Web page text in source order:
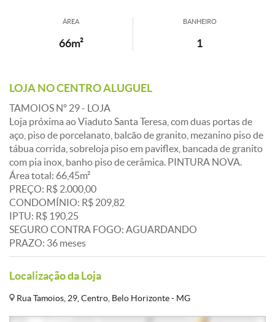
ÁREA
66m²
BANHEIRO
1
LOJA NO CENTRO ALUGUEL
TAMOIOS Nº 29 - LOJA
Loja próxima ao Viaduto Santa Teresa, com duas portas de
aço, piso de porcelanato, balcão de granito, mezanino piso de
tábua corrida, sobreloja piso em paviflex, bancada de granito
com pia inox, banho piso de cerâmica. PINTURA NOVA.
Área total: 66,45m²
PREÇO: R$ 2.000,00
CONDOMÍNIO: R$ 209,82
IPTU: R$ 190,25
SEGURO CONTRA FOGO: AGUARDANDO
PRAZO: 36 meses
Localização da Loja
Rua Tamoios, 29, Centro, Belo Horizonte - MG